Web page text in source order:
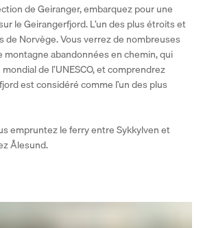
de Geiranger, embarquez pour une
le Geirangerfjord. L’un des plus étroits et
de Norvège. Vous verrez de nombreuses
montagne abandonnées en chemin, qui
de l’UNESCO, et comprendrez
est considéré comme l’un des plus
empruntez le ferry entre Sykkylven et
Ålesund.